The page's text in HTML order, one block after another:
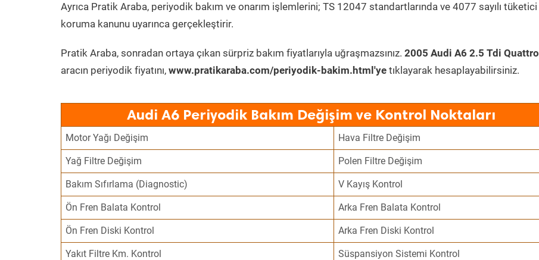
Ayrıca Pratik Araba, periyodik bakım ve onarım işlemlerini; TS 12047 standartlarında ve 4077 sayılı tüketici
koruma kanunu uyarınca gerçekleştirir.
Pratik Araba, sonradan ortaya çıkan sürpriz bakım fiyatlarıyla uğraşmazsınız. 2005 Audi A6 2.5 Tdi Quattro
aracın periyodik fiyatını, www.pratikaraba.com/periyodik-bakim.html'ye tıklayarak hesaplayabilirsiniz.
Audi A6 Periyodik Bakım Değişim ve Kontrol Noktaları
Motor Yağı Değişim Hava Filtre Değişim
Yağ Filtre Değişim Polen Filtre Değişim
Bakım Sıfırlama (Diagnostic) V Kayış Kontrol
Ön Fren Balata Kontrol Arka Fren Balata Kontrol
Ön Fren Diski Kontrol Arka Fren Diski Kontrol
Yakıt Filtre Km. Kontrol Süspansiyon Sistemi Kontrol